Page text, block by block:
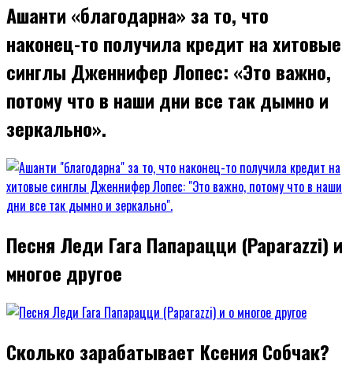
Ашанти «благодарна» за то, что
наконец-то получила кредит на хитовые
синглы Дженнифер Лопес: «Это важно,
потому что в наши дни все так дымно и
зеркально».
Песня Леди Гага Папарацци (Paparazzi) и
многое другое
Сколько зарабатывает Ксения Собчак?